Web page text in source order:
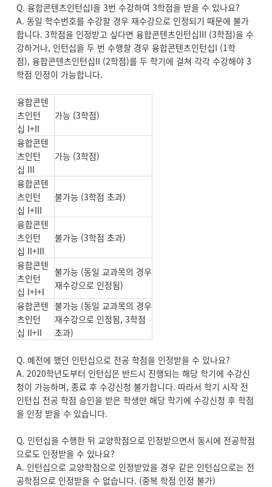
Q. 융합콘텐츠인턴십I을 3번 수강하여 3학점을 받을 수 있나요?
A. 동일 학수번호를 수강할 경우 재수강으로 인정되기 때문에 불가
합니다. 3학점을 인정받고 싶다면 융합콘텐츠인턴십III (3학점)을 수
강하거나, 인턴십을 두 번 수행할 경우 융합콘텐츠인턴십I (1학
점), 융합콘텐츠인턴십II (2학점)를 두 학기에 걸쳐 각각 수강해야 3
학점 인정이 가능합니다.
융합콘텐
츠인턴
십 I+II
가능 (3학점)
융합콘텐
츠인턴
십 III
가능 (3학점)
융합콘텐
츠인턴
십 I+III
불가능 (3학점 초과)
융합콘텐
츠인턴
십 II+III
불가능 (3학점 초과)
융합콘텐
츠인턴
십 I+I+I
불가능 (동일 교과목의 경우
재수강으로 인정됨)
융합콘텐
츠인턴
십 II+II
불가능 (동일 교과목의 경우
재수강으로 인정됨, 3학점
초과)
Q. 예전에 했던 인턴십으로 전공 학점을 인정받을 수 있나요?
A. 2020학년도부터 인턴십은 반드시 진행되는 해당 학기에 수강신
청이 가능하며, 종료 후 수강신청 불가합니다. 따라서 학기 시작 전
인턴십 전공 학점 승인을 받은 학생만 해당 학기에 수강신청 후 학점
을 인정 받을 수 있습니다.
Q. 인턴십을 수행한 뒤 교양학점으로 인정받으면서 동시에 전공학점
으로도 인정받을 수 있나요?
A. 인턴십으로 교양학점으로 인정받았을 경우 같은 인턴십으로는 전
공학점으로 인정받을 수 없습니다. (중복 학점 인정 불가)